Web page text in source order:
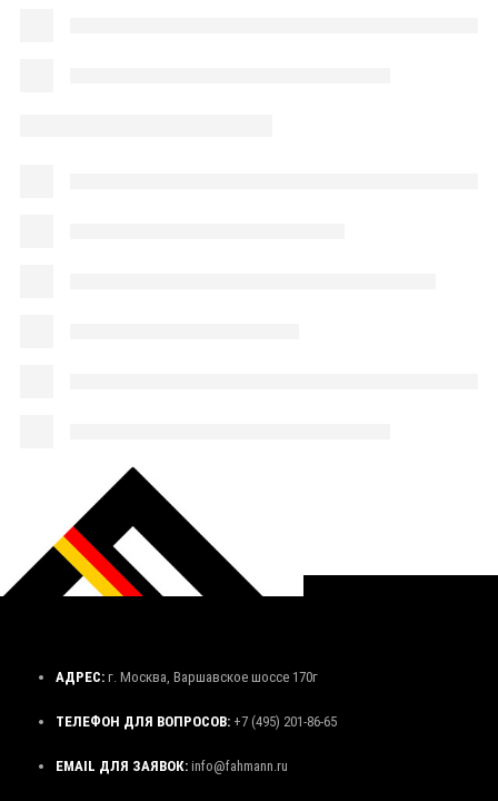
АДРЕС: г. Москва, Варшавское шоссе 170г
ТЕЛЕФОН ДЛЯ ВОПРОСОВ: +7 (495) 201-86-65
EMAIL ДЛЯ ЗАЯВОК: info@fahmann.ru